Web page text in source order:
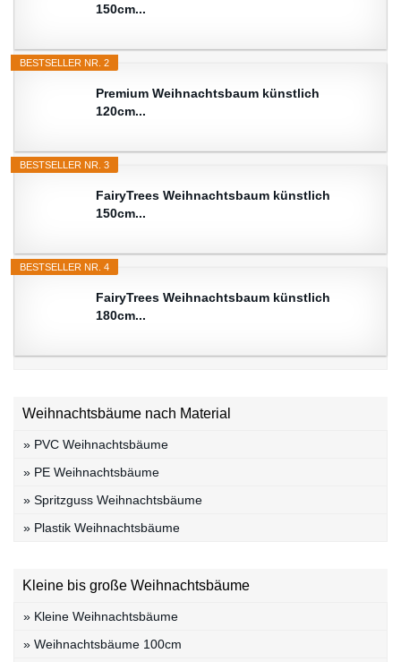
150cm...
BESTSELLER NR. 2
Premium Weihnachtsbaum künstlich
120cm...
BESTSELLER NR. 3
FairyTrees Weihnachtsbaum künstlich
150cm...
BESTSELLER NR. 4
FairyTrees Weihnachtsbaum künstlich
180cm...
Weihnachtsbäume nach Material
» PVC Weihnachtsbäume
» PE Weihnachtsbäume
» Spritzguss Weihnachtsbäume
» Plastik Weihnachtsbäume
Kleine bis große Weihnachtsbäume
» Kleine Weihnachtsbäume
» Weihnachtsbäume 100cm